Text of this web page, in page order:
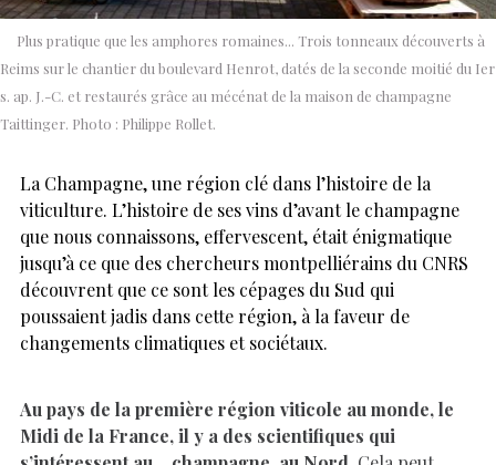
Plus pratique que les amphores romaines... Trois tonneaux découverts à
Reims sur le chantier du boulevard Henrot, datés de la seconde moitié du Ier
s. ap. J.-C. et restaurés grâce au mécénat de la maison de champagne
Taittinger. Photo : Philippe Rollet.
La Champagne, une région clé dans l’histoire de la
viticulture. L’histoire de ses vins d’avant le champagne
que nous connaissons, effervescent, était énigmatique
jusqu’à ce que des chercheurs montpelliérains du CNRS
découvrent que ce sont les cépages du Sud qui
poussaient jadis dans cette région, à la faveur de
changements climatiques et sociétaux.
Au pays de la première région viticole au monde, le
Midi de la France, il y a des scientifiques qui